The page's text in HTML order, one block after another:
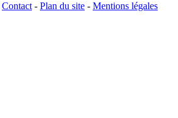
Contact - Plan du site - Mentions légales